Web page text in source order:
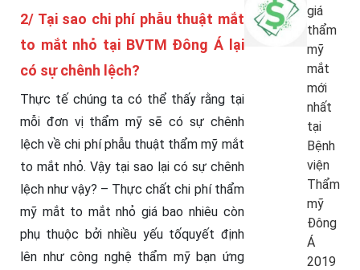
2/ Tại sao chi phí phẫu thuật mắt
to mắt nhỏ tại BVTM Đông Á lại
có sự chênh lệch?
Thực tế chúng ta có thể thấy rằng tại
mỗi đơn vị thẩm mỹ sẽ có sự chênh
lệch về chi phí phẫu thuật thẩm mỹ mắt
to mắt nhỏ. Vậy tại sao lại có sự chênh
lệch như vậy? – Thực chất chi phí thẩm
mỹ mắt to mắt nhỏ giá bao nhiêu còn
phụ thuộc bởi nhiều yếu tốquyết định
lên như công nghệ thẩm mỹ bạn ứng
giá
thẩm
mỹ
mắt
mới
nhất
tại
Bệnh
viện
Thẩm
mỹ
Đông
Á
2019